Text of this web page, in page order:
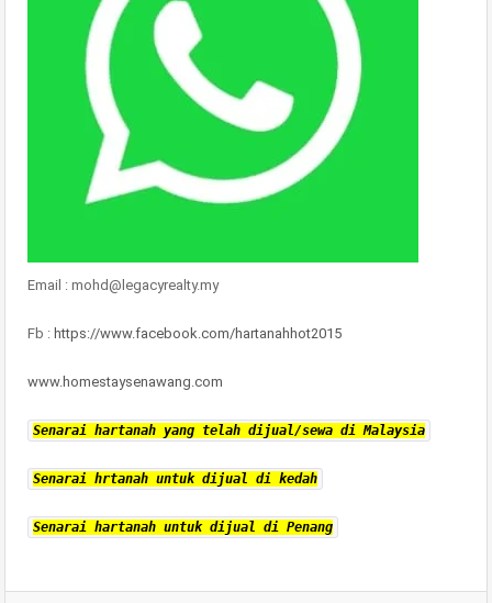
Email : mohd@legacyrealty.my
Fb : https://www.facebook.com/hartanahhot2015
www.homestaysenawang.com
Senarai hartanah yang telah dijual/sewa di Malaysia
Senarai hrtanah untuk dijual di kedah
Senarai hartanah untuk dijual di Penang